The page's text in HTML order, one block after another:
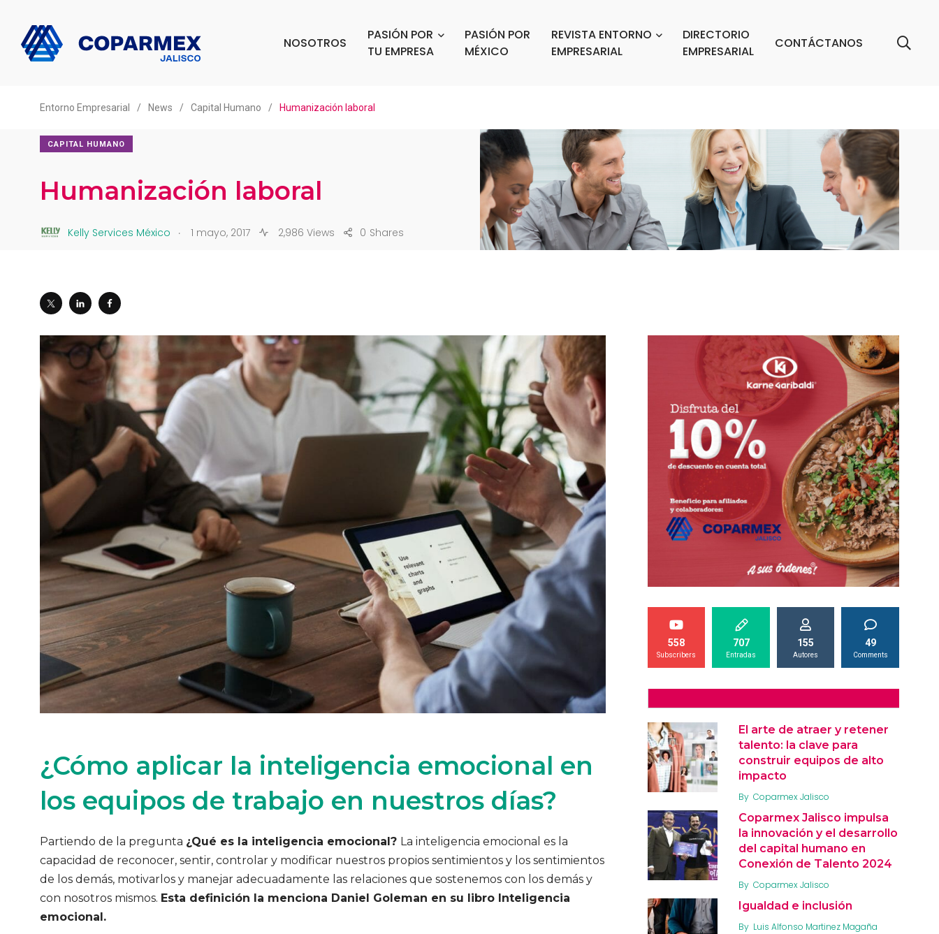
NOSOTROS
PASIÓN POR
TU EMPRESA
PASIÓN POR
MÉXICO
REVISTA ENTORNO
EMPRESARIAL
DIRECTORIO
EMPRESARIAL
CONTÁCTANOS
Entorno Empresarial / News / Capital Humano / Humanización laboral
CAPITAL HUMANO
Humanización laboral
Kelly Services México . 1 mayo, 2017 2,986 Views Shares
0
¿Cómo aplicar la inteligencia emocional en
los equipos de trabajo en nuestros días?
Partiendo de la pregunta ¿Qué es la inteligencia emocional? La inteligencia emocional es la
capacidad de reconocer, sentir, controlar y modificar nuestros propios sentimientos y los sentimientos
de los demás, motivarlos y manejar adecuadamente las relaciones que sostenemos con los demás y
con nosotros mismos. Esta definición la menciona Daniel Goleman en su libro Inteligencia
emocional.
558
Subscribers
707
Entradas
155
Autores
49
Comments
El arte de atraer y retener
talento: la clave para
construir equipos de alto
impacto
By Coparmex Jalisco
Coparmex Jalisco impulsa
la innovación y el desarrollo
del capital humano en
Conexión de Talento 2024
By Coparmex Jalisco
Igualdad e inclusión
By Luis Alfonso Martinez Magaña